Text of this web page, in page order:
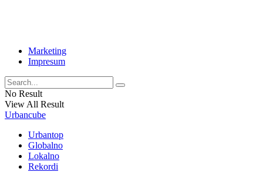
Marketing
Impresum
No Result
View All Result
Urbancube
Urbantop
Globalno
Lokalno
Rekordi